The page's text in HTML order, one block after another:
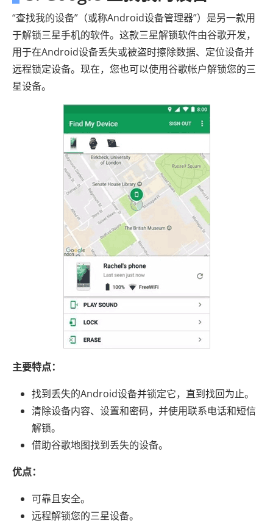
“查找我的设备”（或称Android设备管理器”）是另一款用
于解锁三星手机的软件。这款三星解锁软件由谷歌开发，
用于在Android设备丢失或被盗时擦除数据、定位设备并
远程锁定设备。现在，您也可以使用谷歌帐户解锁您的三
星设备。
主要特点：
找到丢失的Android设备并锁定它，直到找回为止。
清除设备内容、设置和密码，并使用联系电话和短信
解锁。
借助谷歌地图找到丢失的设备。
优点：
可靠且安全。
远程解锁您的三星设备。